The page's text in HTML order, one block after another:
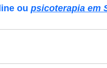
ou psicoterapia em